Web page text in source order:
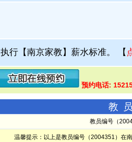
执行【南京家教】薪水标准。 【
预约电话:
教
教员编号（
温馨提示：以上是教员编号（2004351）在